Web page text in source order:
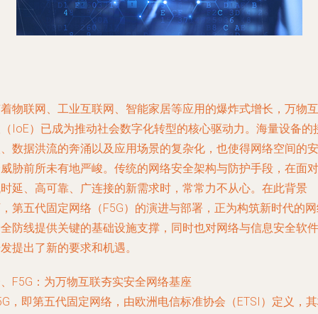
物联网、工业互联网、智能家居等应用的爆炸式增长，万物互
IoE）已成为推动社会数字化转型的核心驱动力。海量设备的
数据洪流的奔涌以及应用场景的复杂化，也使得网络空间的安
胁前所未有地严峻。传统的网络安全架构与防护手段，在面对
延、高可靠、广连接的新需求时，常常力不从心。在此背景
第五代固定网络（F5G）的演进与部署，正为构筑新时代的
防线提供关键的基础设施支撑，同时也对网络与信息安全软件
提出了新的要求和机遇。
F5G：为万物互联夯实安全网络基座
，即第五代固定网络，由欧洲电信标准协会（ETSI）定义，